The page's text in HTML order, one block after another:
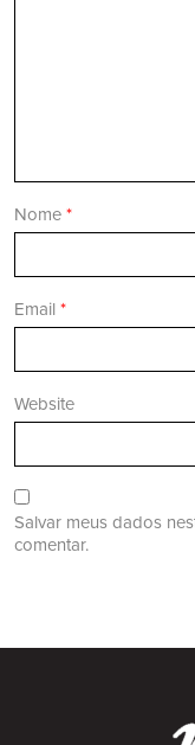
Nome *
Email *
Website
Salvar meus dados
comentar.